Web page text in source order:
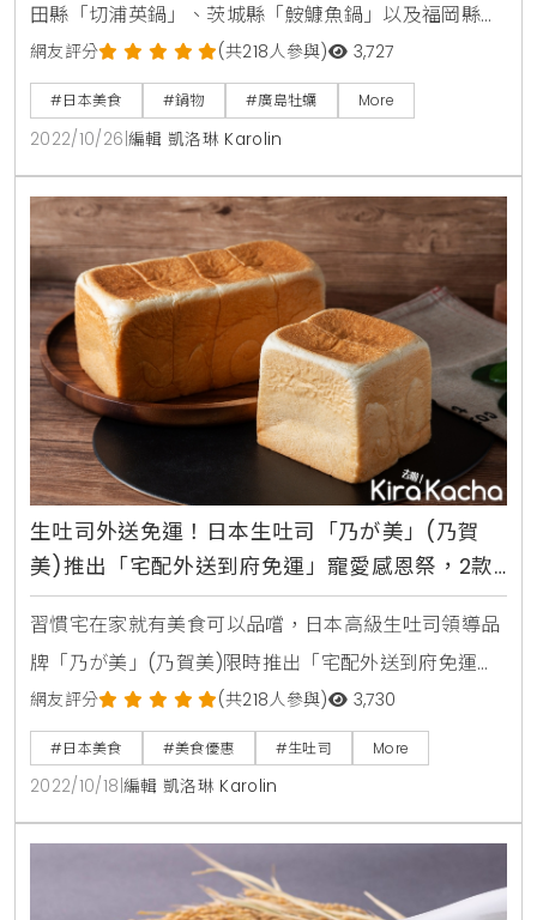
田縣「切浦英鍋」、茨城縣「鮟鱇魚鍋」以及福岡縣的
「內臟鍋」並列為日本五大鍋物之一。晶華三燔本家為
了讓老饕們有最棒的鍋物可以品嚐，特別於即日起至11
月30日推出季節限定料理「廣島牡蠣土手鍋」，嚴選來
自日本廣島瀨戶內海的大顆牡蠣，搭配時令蕈菇以及三
種特調味噌一同烹煮，滿足老饕們挑剔的味蕾。「廣島
牡蠣土手鍋」的套餐內容包括三燔本家經典開胃前菜、
以及由多款蕈
網友評分 (共218人參與) 3,727
#日本美食 #鍋物 #廣島牡蠣 More
2022/10/26 編輯 凱洛琳 Karolin
生吐司外送免運！日本生吐司「乃が美」(乃賀
美)推出「宅配外送到府免運」寵愛感恩祭，2款
商品組限時2周、一指下單美味送到府
習慣宅在家就有美食可以品嚐，日本高級生吐司領導品
牌「乃が美」(乃賀美)限時推出「宅配外送到府免運」
寵愛感恩祭，於10月17日~10月31日活動期間，2款商品
組限時2周宅配免運活動，外送平台同步登場，「「乃
が美」(乃賀美)直送到府。日本生吐司「乃が美」(乃賀
美)寵愛感恩祭，推出雙重寵愛活動，活動內容包括
「寵愛1」：購買「乃が美」（乃賀美）一組「嚴選果醬
組」即享免運，組合包括草莓、臍橙、藍莓三種口味果
網友評分 (共218人參與) 3,730
#日本美食 #美食優惠 #生吐司 More
2022/10/18 編輯 凱洛琳 Karolin